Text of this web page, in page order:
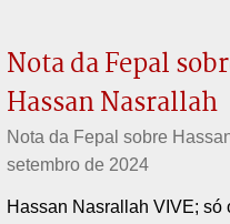
Nota da Fepal
Hassan Nasrallah
Nota da Fepal sobre
setembro de 2024
Hassan Nasrallah VIVE; só